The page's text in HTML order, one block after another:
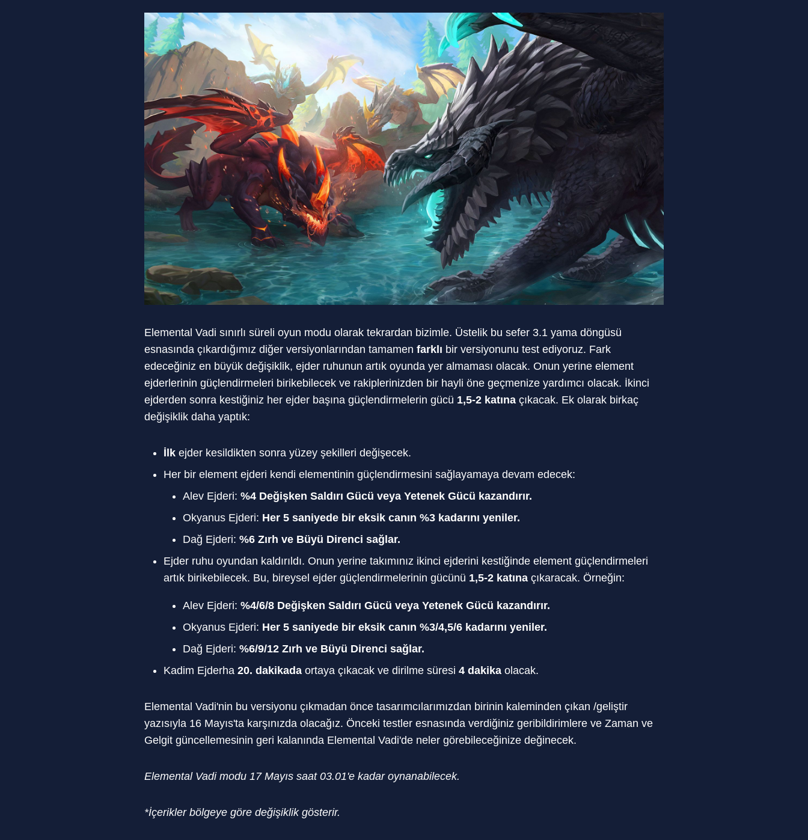
Elemental Vadi sınırlı süreli oyun modu olarak tekrardan bizimle. Üstelik bu sefer 3.1 yama döngüsü
esnasında çıkardığımız diğer versiyonlarından tamamen farklı bir versiyonunu test ediyoruz. Fark
edeceğiniz en büyük değişiklik, ejder ruhunun artık oyunda yer almaması olacak. Onun yerine element
ejderlerinin güçlendirmeleri birikebilecek ve rakiplerinizden bir hayli öne geçmenize yardımcı olacak. İkinci
ejderden sonra kestiğiniz her ejder başına güçlendirmelerin gücü 1,5-2 katına çıkacak. Ek olarak birkaç
değişiklik daha yaptık:
İlk ejder kesildikten sonra yüzey şekilleri değişecek.
Her bir element ejderi kendi elementinin güçlendirmesini sağlayamaya devam edecek:
Alev Ejderi: %4 Değişken Saldırı Gücü veya Yetenek Gücü kazandırır.
Okyanus Ejderi: Her 5 saniyede bir eksik canın %3 kadarını yeniler.
Dağ Ejderi: %6 Zırh ve Büyü Direnci sağlar.
Ejder ruhu oyundan kaldırıldı. Onun yerine takımınız ikinci ejderini kestiğinde element güçlendirmeleri
artık birikebilecek. Bu, bireysel ejder güçlendirmelerinin gücünü 1,5-2 katına çıkaracak. Örneğin:
Alev Ejderi: %4/6/8 Değişken Saldırı Gücü veya Yetenek Gücü kazandırır.
Okyanus Ejderi: Her 5 saniyede bir eksik canın %3/4,5/6 kadarını yeniler.
Dağ Ejderi: %6/9/12 Zırh ve Büyü Direnci sağlar.
Kadim Ejderha 20. dakikada ortaya çıkacak ve dirilme süresi 4 dakika olacak.
Elemental Vadi'nin bu versiyonu çıkmadan önce tasarımcılarımızdan birinin kaleminden çıkan /geliştir
yazısıyla 16 Mayıs'ta karşınızda olacağız. Önceki testler esnasında verdiğiniz geribildirimlere ve Zaman ve
Gelgit güncellemesinin geri kalanında Elemental Vadi'de neler görebileceğinize değinecek.
Elemental Vadi modu 17 Mayıs saat 03.01'e kadar oynanabilecek.
*İçerikler bölgeye göre değişiklik gösterir.